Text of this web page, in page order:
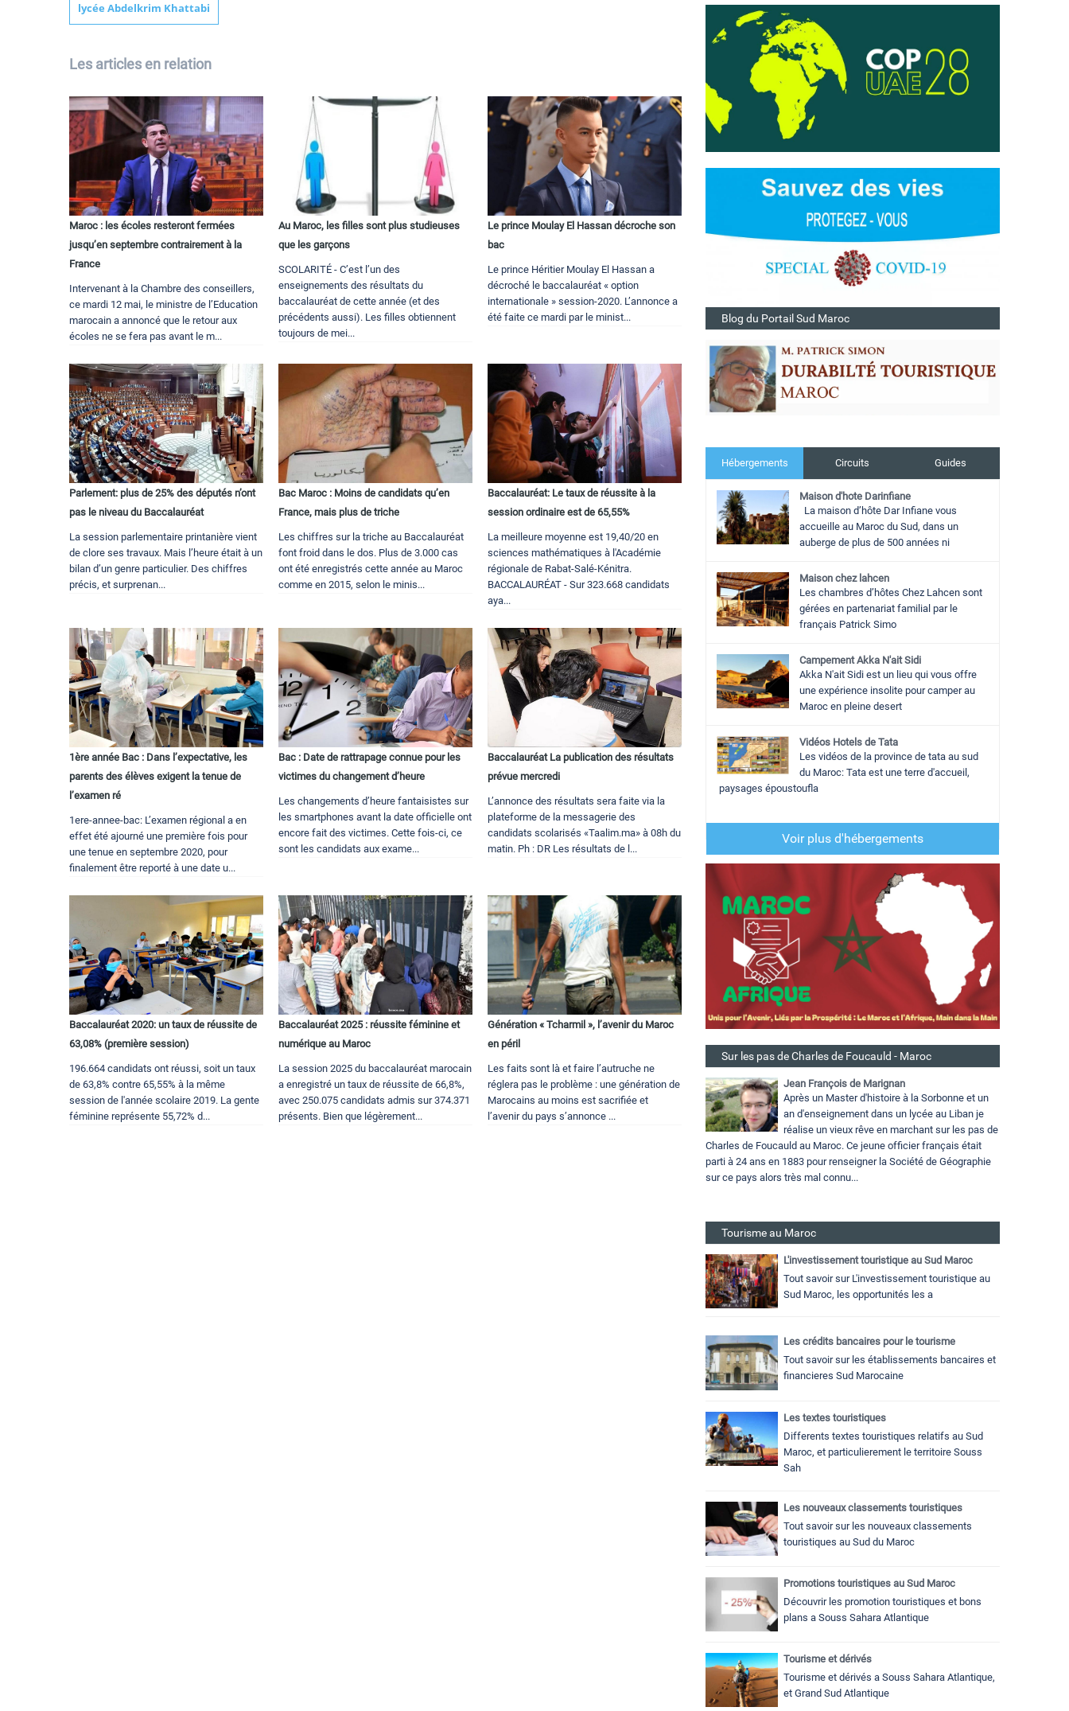
lycée Abdelkrim Khattabi
Les articles en relation
Maroc : les écoles resteront fermées
jusqu’en septembre contrairement à la
France
Intervenant à la Chambre des conseillers,
ce mardi 12 mai, le ministre de l’Education
marocain a annoncé que le retour aux
écoles ne se fera pas avant le m...
Au Maroc, les filles sont plus studieuses
que les garçons
SCOLARITÉ - C’est l’un des
enseignements des résultats du
baccalauréat de cette année (et des
précédents aussi). Les filles obtiennent
toujours de mei...
Le prince Moulay El Hassan décroche son
bac
Le prince Héritier Moulay El Hassan a
décroché le baccalauréat « option
internationale » session-2020. L’annonce a
été faite ce mardi par le minist...
Parlement: plus de 25% des députés n’ont
pas le niveau du Baccalauréat
La session parlementaire printanière vient
de clore ses travaux. Mais l’heure était à un
bilan d’un genre particulier. Des chiffres
précis, et surprenan...
Bac Maroc : Moins de candidats qu’en
France, mais plus de triche
Les chiffres sur la triche au Baccalauréat
font froid dans le dos. Plus de 3.000 cas
ont été enregistrés cette année au Maroc
comme en 2015, selon le minis...
Baccalauréat: Le taux de réussite à la
session ordinaire est de 65,55%
La meilleure moyenne est 19,40/20 en
sciences mathématiques à l'Académie
régionale de Rabat-Salé-Kénitra.
BACCALAURÉAT - Sur 323.668 candidats
aya...
1ère année Bac : Dans l’expectative, les
parents des élèves exigent la tenue de
l’examen ré
1ere-annee-bac: L’examen régional a en
effet été ajourné une première fois pour
une tenue en septembre 2020, pour
finalement être reporté à une date u...
Bac : Date de rattrapage connue pour les
victimes du changement d’heure
Les changements d’heure fantaisistes sur
les smartphones avant la date officielle ont
encore fait des victimes. Cette fois-ci, ce
sont les candidats aux exame...
Baccalauréat La publication des résultats
prévue mercredi
L’annonce des résultats sera faite via la
plateforme de la messagerie des
candidats scolarisés «Taalim.ma» à 08h du
matin. Ph : DR Les résultats de l...
Baccalauréat 2020: un taux de réussite de
63,08% (première session)
196.664 candidats ont réussi, soit un taux
de 63,8% contre 65,55% à la même
session de l'année scolaire 2019. La gente
féminine représente 55,72% d...
Baccalauréat 2025 : réussite féminine et
numérique au Maroc
La session 2025 du baccalauréat marocain
a enregistré un taux de réussite de 66,8%,
avec 250.075 candidats admis sur 374.371
présents. Bien que légèrement...
Génération « Tcharmil », l’avenir du Maroc
en péril
Les faits sont là et faire l’autruche ne
réglera pas le problème : une génération de
Marocains au moins est sacrifiée et
l’avenir du pays s’annonce ...
Blog du Portail Sud Maroc
Hébergements Circuits Guides
Maison d'hote Darinfiane
La maison d’hôte Dar Infiane vous
accueille au Maroc du Sud, dans un
auberge de plus de 500 années ni
Maison chez lahcen
Les chambres d’hôtes Chez Lahcen sont
gérées en partenariat familial par le
français Patrick Simo
Campement Akka N'ait Sidi
Akka N'ait Sidi est un lieu qui vous offre
une expérience insolite pour camper au
Maroc en pleine desert
Vidéos Hotels de Tata
Les vidéos de la province de tata au sud
du Maroc: Tata est une terre d'accueil,
paysages époustoufla
Voir plus d'hébergements
Sur les pas de Charles de Foucauld - Maroc
Jean François de Marignan
Après un Master d'histoire à la Sorbonne et un
an d'enseignement dans un lycée au Liban je
réalise un vieux rêve en marchant sur les pas de
Charles de Foucauld au Maroc. Ce jeune officier français était
parti à 24 ans en 1883 pour renseigner la Société de Géographie
sur ce pays alors très mal connu...
Tourisme au Maroc
L'investissement touristique au Sud Maroc
Tout savoir sur L'investissement touristique au
Sud Maroc, les opportunités les a
Les crédits bancaires pour le tourisme
Tout savoir sur les établissements bancaires et
financieres Sud Marocaine
Les textes touristiques
Differents textes touristiques relatifs au Sud
Maroc, et particulierement le territoire Souss
Sah
Les nouveaux classements touristiques
Tout savoir sur les nouveaux classements
touristiques au Sud du Maroc
Promotions touristiques au Sud Maroc
Découvrir les promotion touristiques et bons
plans a Souss Sahara Atlantique
Tourisme et dérivés
Tourisme et dérivés a Souss Sahara Atlantique,
et Grand Sud Atlantique